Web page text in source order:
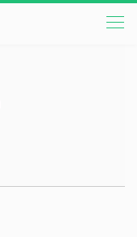
メ